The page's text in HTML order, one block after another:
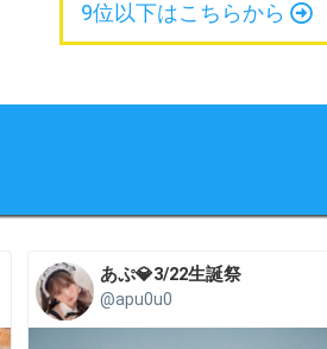
9位以下はこちらから
あぷ💎3/22生誕祭
@apu0u0